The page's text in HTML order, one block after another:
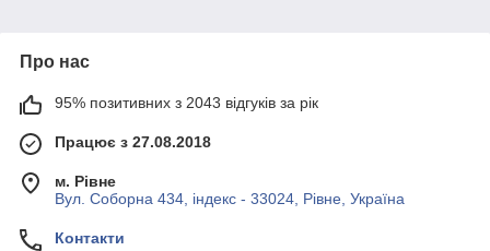
Про нас
95% позитивних з 2043 відгуків за рік
Працює з 27.08.2018
м. Рівне
Вул. Соборна 434, індекс - 33024, Рівне, Україна
Контакти